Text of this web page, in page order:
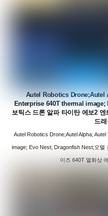
Autel Robotics Drone;Autel
Enterprise 640T thermal
보틱스 드론 알파 타이탄 에보2
드래
Autel Robotics Drone;Autel Alpha;
image; Evo Nest; Dragonfish Nest;오
이즈 640T 열화상